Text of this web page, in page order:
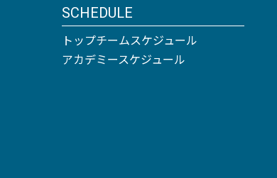
SCHEDULE
トップチームスケジュール
アカデミースケジュール